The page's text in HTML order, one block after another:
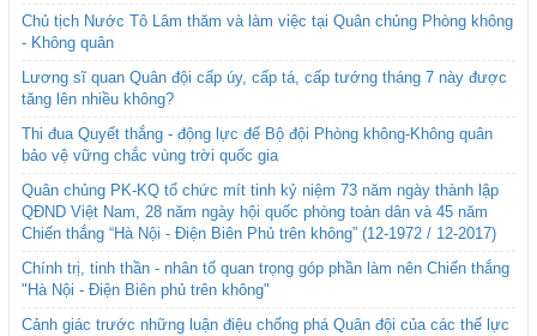
Chủ tịch Nước Tô Lâm thăm và làm việc tại Quân chủng Phòng không
- Không quân
Lương sĩ quan Quân đội cấp úy, cấp tá, cấp tướng tháng 7 này được
tăng lên nhiều không?
Thi đua Quyết thắng - động lực để Bộ đội Phòng không-Không quân
bảo vệ vững chắc vùng trời quốc gia
Quân chủng PK-KQ tổ chức mít tinh kỷ niệm 73 năm ngày thành lập
QĐND Việt Nam, 28 năm ngày hội quốc phòng toàn dân và 45 năm
Chiến thắng “Hà Nội - Điện Biên Phủ trên không” (12-1972 / 12-2017)
Chính trị, tinh thần - nhân tố quan trọng góp phần làm nên Chiến thắng
"Hà Nội - Điện Biên phủ trên không"
Cảnh giác trước những luận điệu chống phá Quân đội của các thế lực